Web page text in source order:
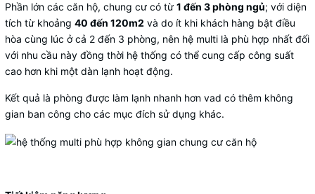
Phần lớn các căn hộ, chung cư có từ 1 đến 3 phòng ngủ; với diện
tích từ khoảng 40 đến 120m2 và do ít khi khách hàng bật điều
hòa cùng lúc ở cả 2 đến 3 phòng, nên hệ multi là phù hợp nhất đối
với nhu cầu này đồng thời hệ thống có thể cung cấp công suất
cao hơn khi một dàn lạnh hoạt động.
Kết quả là phòng được làm lạnh nhanh hơn vad có thêm không
gian ban công cho các mục đích sử dụng khác.